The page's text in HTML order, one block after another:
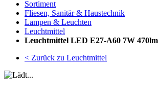
Sortiment
Fliesen, Sanitär & Haustechnik
Lampen & Leuchten
Leuchtmittel
Leuchtmittel LED E27-A60 7W
< Zurück zu Leuchtmittel